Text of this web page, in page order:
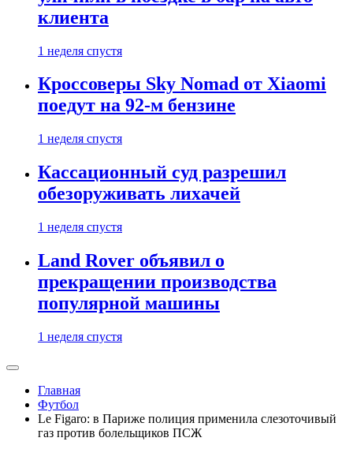
клиента
1 неделя спустя
Кроссоверы Sky Nomad от Xiaomi
поедут на 92-м бензине
1 неделя спустя
Кассационный суд разрешил
обезоруживать лихачей
1 неделя спустя
Land Rover объявил о
прекращении производства
популярной машины
1 неделя спустя
Главная
Футбол
Le Figaro: в Париже полиция применила слезоточивый
газ против болельщиков ПСЖ